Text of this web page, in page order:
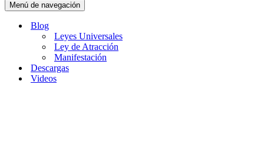
Menú de navegación
Blog
Leyes Universales
Ley de Atracción
Manifestación
Descargas
Videos